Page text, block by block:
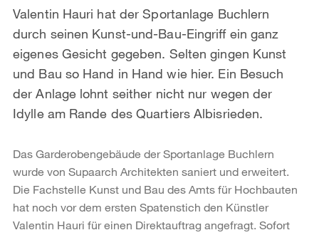
Valentin Hauri hat der Sportanlage Buchlern
durch seinen Kunst-und-Bau-Eingriff ein ganz
eigenes Gesicht gegeben. Selten gingen Kunst
und Bau so Hand in Hand wie hier. Ein Besuch
der Anlage lohnt seither nicht nur wegen der
Idylle am Rande des Quartiers Albisrieden.
Das Garderobengebäude der Sportanlage Buchlern
wurde von Supaarch Architekten saniert und erweitert.
Die Fachstelle Kunst und Bau des Amts für Hochbauten
hat noch vor dem ersten Spatenstich den Künstler
Valentin Hauri für einen Direktauftrag angefragt. Sofort